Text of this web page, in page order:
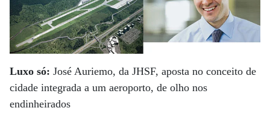
Luxo só: José Auriemo, da JHSF, aposta no conceito de
cidade integrada a um aeroporto, de olho nos
endinheirados